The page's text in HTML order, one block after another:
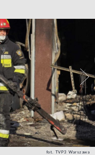
fot. TVP3 Warszawa